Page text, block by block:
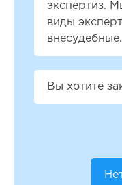
экспертиз.
виды
внесудебные.
Вы хотите